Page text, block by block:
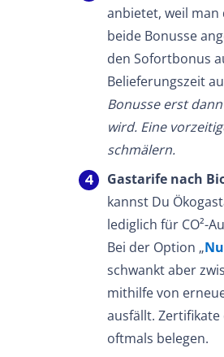
anbietet, weil
beide Bonusse
den Sofortbonus
Belieferungszeit
Bonusse erst
wird. Eine
schmälern.
Gastarife nach
kannst Du
lediglich für CO²-
Bei der Option „
schwankt aber
mithilfe von
ausfällt.
oftmals belegen.